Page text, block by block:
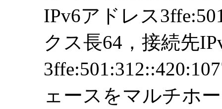
IPv6アドレス
クス長64，接続先
ェースをマルチホ